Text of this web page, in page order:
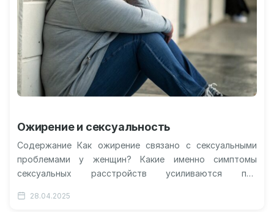
Ожирение и сексуальность
Содержание Как ожирение связано с сексуальными
проблемами у женщин? Какие именно симптомы
сексуальных расстройств усиливаются при
сексуальных нарушений у…
28.04.2025